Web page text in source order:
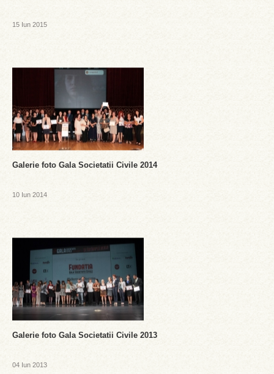
15 Iun 2015
Galerie foto Gala Societatii Civile 2014
10 Iun 2014
Galerie foto Gala Societatii Civile 2013
04 Iun 2013